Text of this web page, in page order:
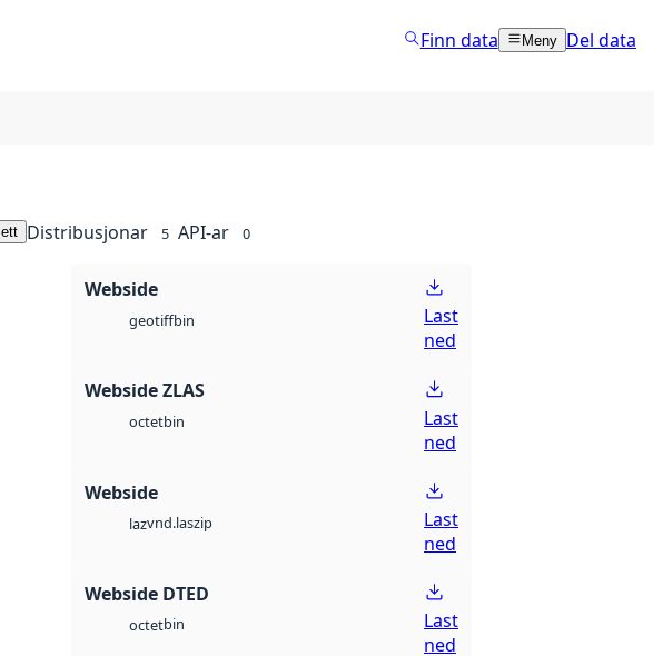
Finn data Meny Del data
Distribusjonar 5 API-ar 0
Webside
geotiffbin
Last
ned
Webside ZLAS
octetbin
Last
ned
Webside
lazvnd.laszip
Last
ned
Webside DTED
octetbin
Last
ned